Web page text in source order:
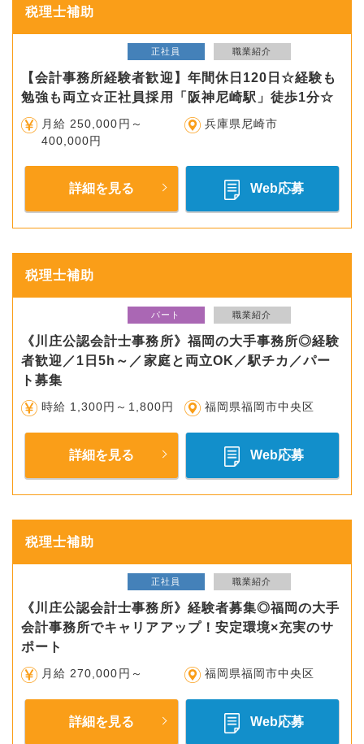
税理士補助
正社員 職業紹介
【会計事務所経験者歓迎】年間休日120日☆経験も
勉強も両立☆正社員採用「阪神尼崎駅」徒歩1分☆
月給 250,000円～
400,000円
兵庫県尼崎市
詳細を見る Web応募
税理士補助
パート 職業紹介
《川庄公認会計士事務所》福岡の大手事務所◎経験
者歓迎／1日5h～／家庭と両立OK／駅チカ／パー
ト募集
時給 1,300円～1,800円 福岡県福岡市中央区
詳細を見る Web応募
税理士補助
正社員 職業紹介
《川庄公認会計士事務所》経験者募集◎福岡の大手
会計事務所でキャリアアップ！安定環境×充実のサ
ポート
月給 270,000円～ 福岡県福岡市中央区
詳細を見る Web応募